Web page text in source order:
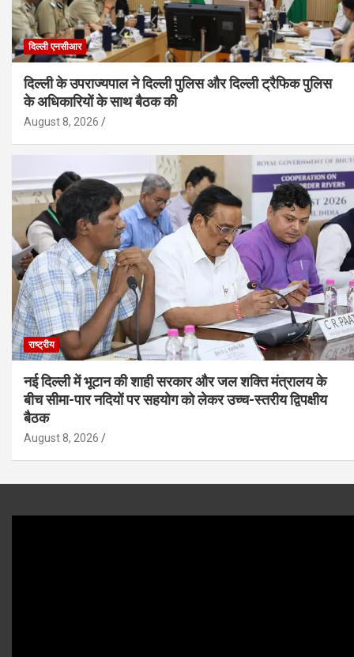
दिल्ली एनसीआर
दिल्ली के उपराज्यपाल ने दिल्ली पुलिस और दिल्ली ट्रैफिक पुलिस
के अधिकारियों के साथ बैठक की
August 8, 2026
राष्ट्रीय
नई दिल्ली में भूटान की शाही सरकार और जल शक्ति मंत्रालय के
बीच सीमा-पार नदियों पर सहयोग को लेकर उच्च-स्तरीय द्विपक्षीय
बैठक
August 8, 2026